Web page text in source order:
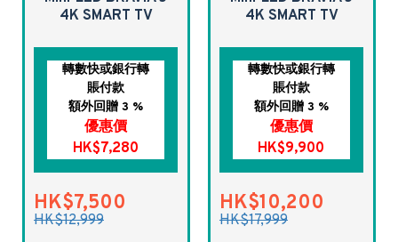
4K SMART TV
轉數快或銀行轉
賬付款
額外回贈 3 %
優惠價
HK$7,280
HK$7,500
HK$12,999
4K SMART TV
轉數快或銀行轉
賬付款
額外回贈 3 %
優惠價
HK$9,900
HK$10,200
HK$17,999